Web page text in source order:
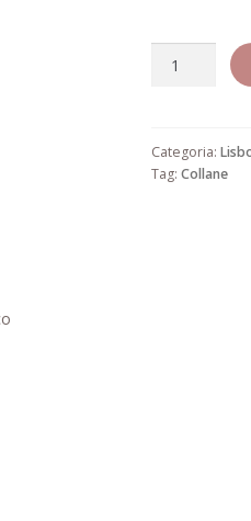
Categoria:
Tag:Collane